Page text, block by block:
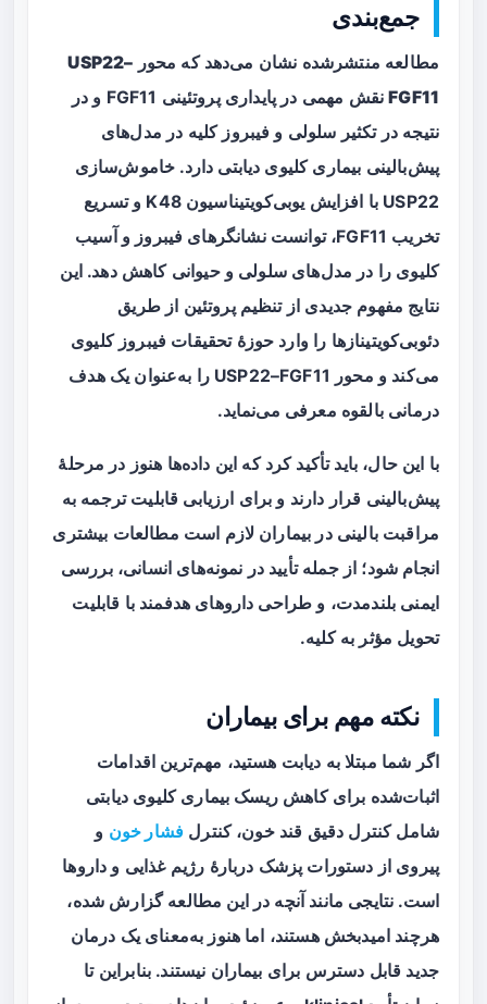
جمع‌بندی
مطالعه منتشرشده نشان می‌دهد که محور USP22–
FGF11
نقش مهمی در پایداری پروتئینی FGF11 و در
نتیجه در تکثیر سلولی و فیبروز کلیه در مدل‌های
پیش‌بالینی بیماری کلیوی دیابتی دارد. خاموش‌سازی
USP22 با افزایش یوبی‌کویتیناسیون K48 و تسریع
تخریب FGF11، توانست نشانگرهای فیبروز و آسیب
کلیوی را در مدل‌های سلولی و حیوانی کاهش دهد. این
نتایج مفهوم جدیدی از تنظیم پروتئین از طریق
دئوبی‌کویتینازها را وارد حوزهٔ تحقیقات فیبروز کلیوی
می‌کند و محور USP22–FGF11 را به‌عنوان یک هدف
درمانی بالقوه معرفی می‌نماید.
با این حال، باید تأکید کرد که این داده‌ها هنوز در مرحلهٔ
پیش‌بالینی قرار دارند و برای ارزیابی قابلیت ترجمه به
مراقبت بالینی در بیماران لازم است مطالعات بیشتری
انجام شود؛ از جمله تأیید در نمونه‌های انسانی، بررسی
ایمنی بلندمدت، و طراحی داروهای هدفمند با قابلیت
تحویل مؤثر به کلیه.
نکته مهم برای بیماران
اگر شما مبتلا به دیابت هستید، مهم‌ترین اقدامات
اثبات‌شده برای کاهش ریسک بیماری کلیوی دیابتی
شامل کنترل دقیق قند خون، کنترل فشار خون و
پیروی از دستورات پزشک دربارهٔ رژیم غذایی و داروها
است. نتایجی مانند آنچه در این مطالعه گزارش شده،
هرچند امیدبخش هستند، اما هنوز به‌معنای یک درمان
جدید قابل دسترس برای بیماران نیستند. بنابراین تا